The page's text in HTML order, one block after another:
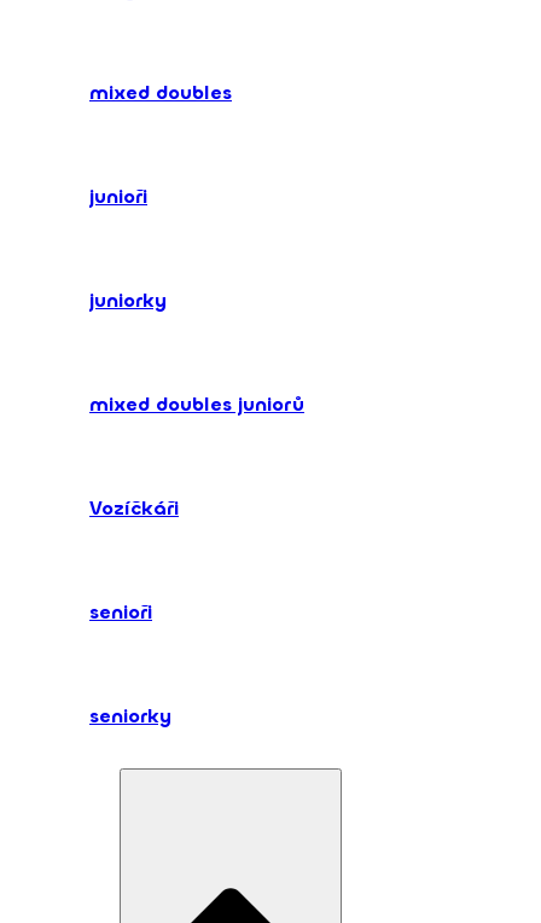
mixed doubles
junioři
juniorky
mixed doubles juniorů
Vozíčkáři
senioři
seniorky